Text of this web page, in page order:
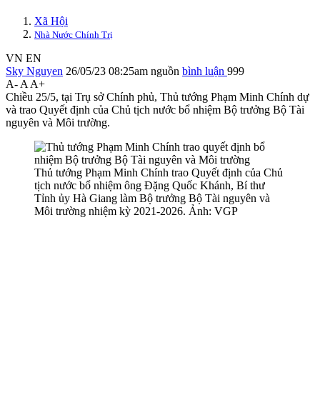
Xã Hội
Nhà Nước Chính Trị
VN EN
Sky Nguyen 26/05/23 08:25am nguồn bình luận 999
A- A A+
Chiều 25/5, tại Trụ sở Chính phủ, Thủ tướng Phạm Minh Chính dự
và trao Quyết định của Chủ tịch nước bổ nhiệm Bộ trưởng Bộ Tài
nguyên và Môi trường.
Thủ tướng Phạm Minh Chính trao Quyết định của Chủ
tịch nước bổ nhiệm ông Đặng Quốc Khánh, Bí thư
Tỉnh ủy Hà Giang làm Bộ trưởng Bộ Tài nguyên và
Môi trường nhiệm kỳ 2021-2026. Ảnh: VGP